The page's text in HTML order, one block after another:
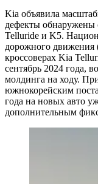
Kia объявила
дефекты обнаружены
Telluride и K5.
дорожного движения
кроссоверах Kia
сентябрь 2024 года,
молдинга на ходу.
южнокорейским
года на новых авто
дополнительным